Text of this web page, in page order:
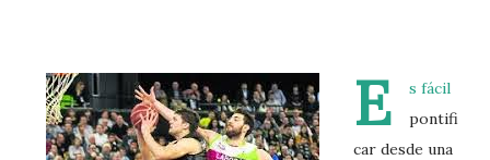
E
s fácil
pontifi
car desde una